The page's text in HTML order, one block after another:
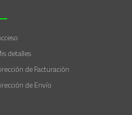
detalles
de Facturación
de Envío